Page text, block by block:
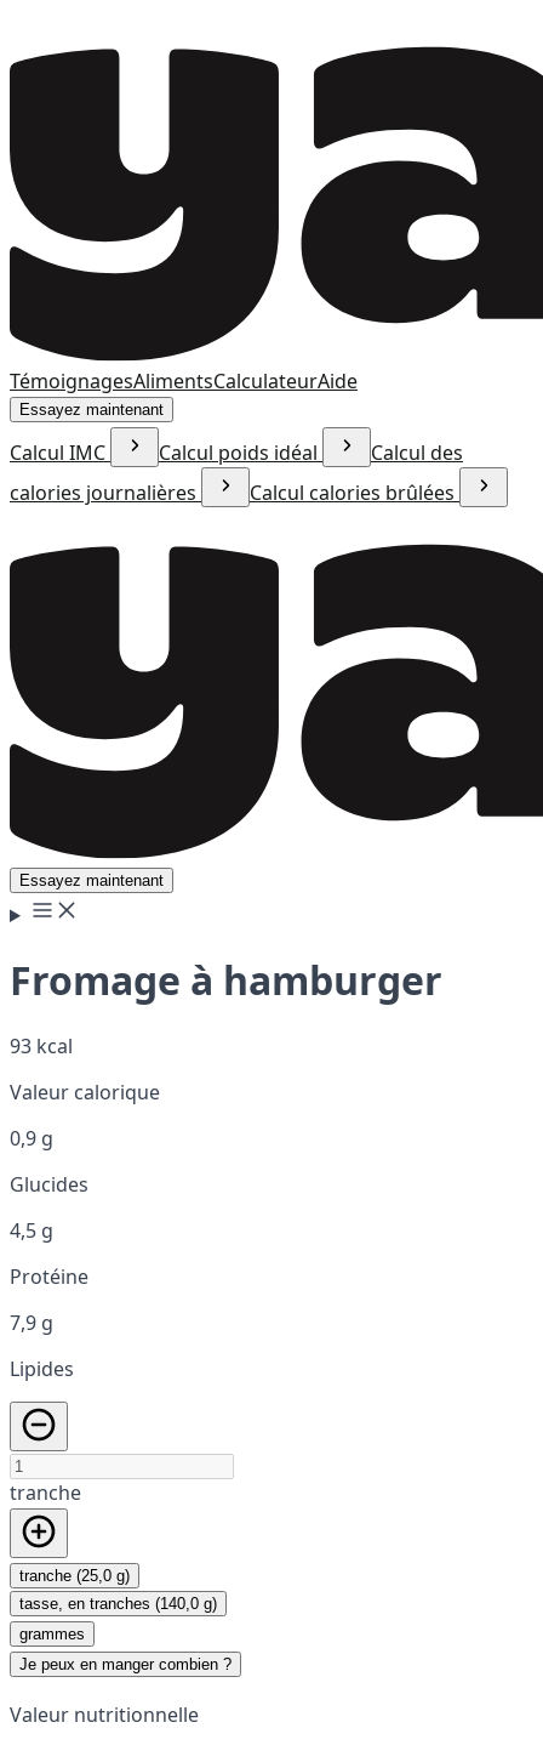
TémoignagesAlimentsCalculateurAide
Essayez maintenant
Calcul IMC Calcul poids idéal
Calcul des
calories journalières
Calcul calories brûlées
Essayez maintenant
Fromage à hamburger
93 kcal
Valeur calorique
0,9 g
Glucides
4,5 g
Protéine
7,9 g
Lipides
tranche
tranche (25,0 g)
tasse, en tranches (140,0 g)
grammes
Je peux en manger combien ?
Valeur nutritionnelle